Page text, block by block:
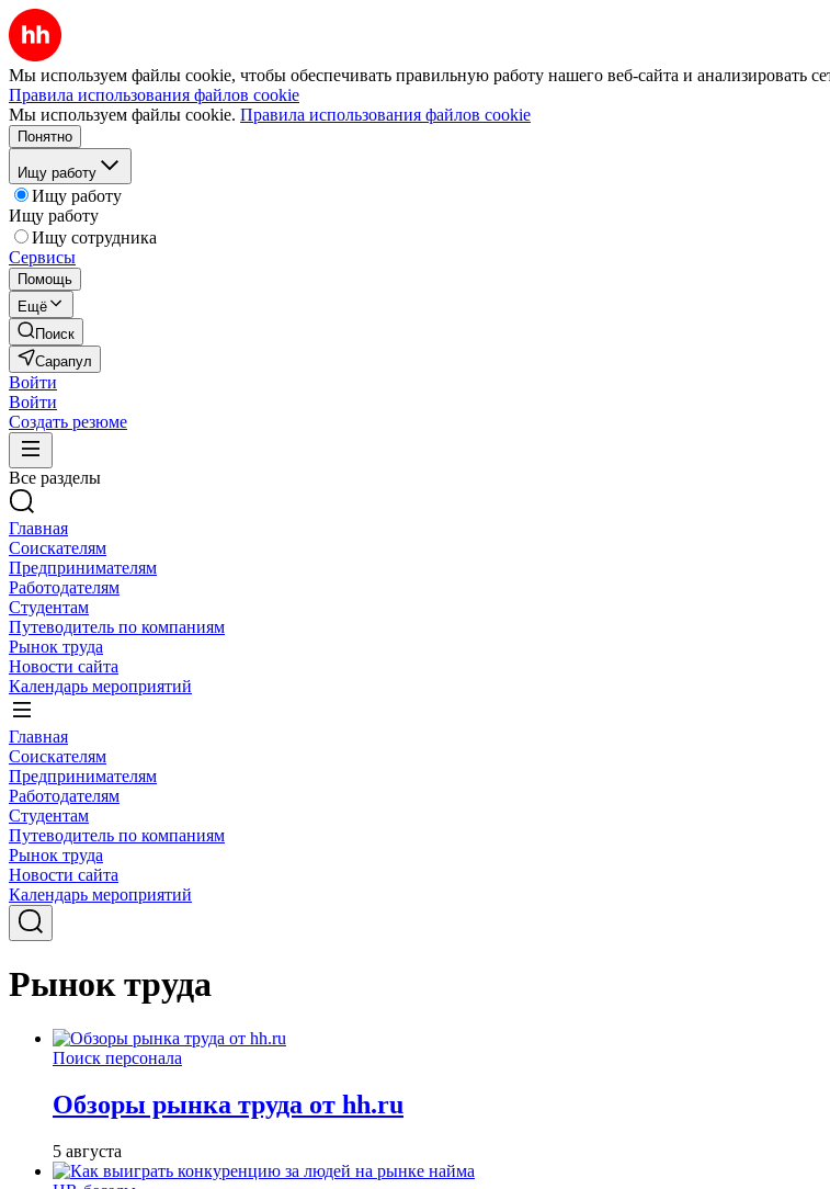
Мы используем файлы cookie, чтобы обеспечивать правильную работу нашего веб-сайта и анализировать
Правила использования файлов cookie
Мы используем файлы cookie. Правила использования файлов cookie
Понятно
Ищу работу
Ищу работу
Ищу работу
Ищу сотрудника
Сервисы
Помощь
Ещё
Поиск
Сарапул
Войти
Войти
Создать резюме
Все разделы
Главная
Соискателям
Предпринимателям
Работодателям
Студентам
Путеводитель по компаниям
Рынок труда
Новости сайта
Календарь мероприятий
Главная
Соискателям
Предпринимателям
Работодателям
Студентам
Путеводитель по компаниям
Рынок труда
Новости сайта
Календарь мероприятий
Рынок труда
Поиск персонала
Обзоры рынка труда от hh.ru
5 августа